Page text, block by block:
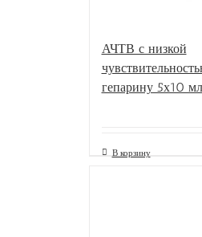
АЧТВ с низкой
гепарину 5х10
В корзину